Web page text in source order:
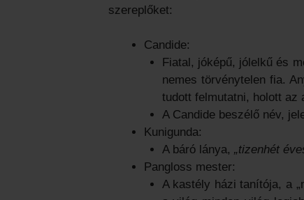
szereplőket:
Candide:
Fiatal, jóképű, jólelkű és
nemes törvénytelen fia.
tudott felmutatni, holott az
A Candide beszélő név,
Kunigunda:
A báró lánya, „tizenhét
Pangloss mester:
A kastély házi tanítója, a